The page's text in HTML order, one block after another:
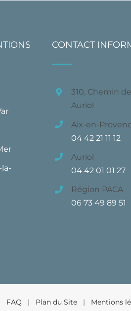
CONTACT
310, Chemin
Auriol
Aix-en-
04 42 21 11 12
Auriol
04 42 01 01 27
Région PACA
06 73 49 89 51
FAQ | Plan du Site | Mentions